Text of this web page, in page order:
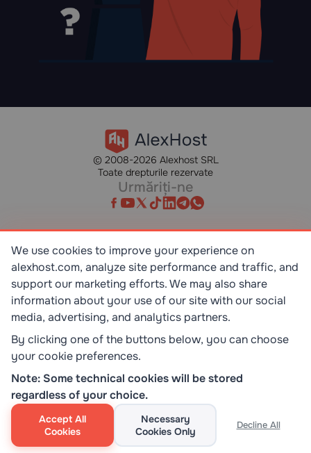
© 2008-2026 Alexhost SRL
Toate drepturile rezervate
Urmăriți-ne
SR EN ISO/IEC 27001:2023
STANDART
ISO 9001:2015
TOP 10 DEDICATED SERVERS
HOST ADVICE
We use cookies to improve your experience on
alexhost.com, analyze site performance and traffic, and
support our marketing efforts. We may also share
information about your use of our site with our social
media, advertising, and analytics partners.
By clicking one of the buttons below, you can choose
your cookie preferences.
Note: Some technical cookies will be stored
regardless of your choice.
Accept All
Cookies
Necessary
Cookies Only
Decline All